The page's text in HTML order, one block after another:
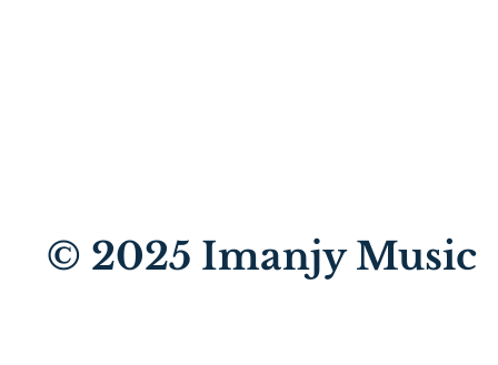
© 2025 Imanjy Music